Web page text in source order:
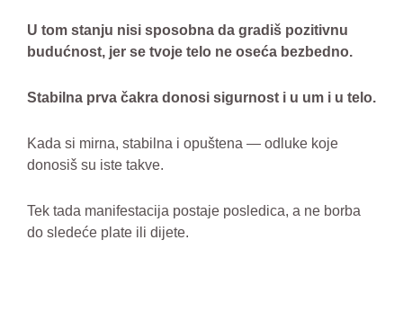
U tom stanju nisi sposobna da gradiš pozitivnu
budućnost, jer se tvoje telo ne oseća bezbedno.
Stabilna prva čakra donosi sigurnost i u um i u telo.
Kada si mirna, stabilna i opuštena — odluke koje
donosiš su iste takve.
Tek tada manifestacija postaje posledica, a ne borba
do sledeće plate ili dijete.